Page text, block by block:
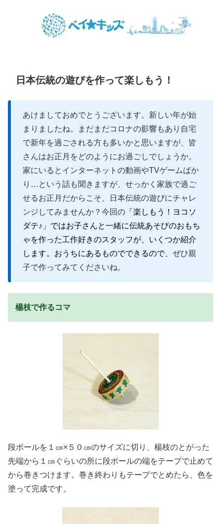
日本伝統の遊びを作って楽しもう！
あけましておめでとうございます。新しい年が始
まりましたね。まだまだコロナの影響もあり自宅
で新年を過ごされる方も多いかと思いますが、皆
さんはお正月をどのようにお過ごしでしょうか。
家にいるとインターネットの動画やTVゲームばか
り…という話も聞きますが、せっかく家族で過ご
せるお正月だからこそ、日本伝統の遊びにチャレ
ンジしてみませんか？今回の 「楽しもう！ヨコソ
ダテ♪」ではお子さんと一緒に伝統あそびのおもち
ゃを作った工作好きのスタッフが、いくつか紹介
します。おうちにあるものでできるので、 ぜひ親
子で作ってみてくださいね。
楊枝で作るコマ
段ボールを１㎝×５０㎝のサイズに切り、楊枝のとがった
先端から１㎝ぐらいの所に段ボールの端をテープで止めて
から巻きつけます。巻き終わりもテープでとめたら、色を
塗って完成です。